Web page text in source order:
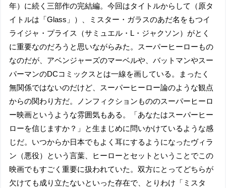
年）に続く三部作の完結編。今回はタイトルからして（原タ
イトルは「Glass」）、ミスター・ガラスのあだ名をもつイ
ライジャ・プライス（サミュエル・L・ジャクソン）がとく
に重要なのだろうと思いながらみた。スーパーヒーローもの
なのだが、アベンジャーズのマーベルや、バットマンやスー
パーマンのDCコミックスとは一線を画している。まったく
無関係ではないのだけど、スーパーヒーロー論のような観点
からの関わり方だ。ノンフィクションもののスーパーヒーロ
ー映画というような雰囲気もある。「あなたはスーパーヒー
ローを信じますか？」と生まじめに問いかけているような感
じだ。いつからか日本でもよく耳にするようになったヴィラ
ン（悪役）という言葉、ヒーローとセットということでこの
映画でもすごく重要に扱われていた。双方にとってどちらが
欠けても成り立たないといった存在で、とりわけ「ミスタ